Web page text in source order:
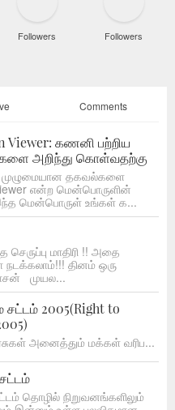
Followers Followers
Comments
Viewer: கணனி பற்றிய
அறிந்து கொள்வதற்கு
முழுமையான தகவல்களை
என்ற மென்பொருளின்
மென்பொருள் உங்கள் க...
செருப்பு மாதிரி !! அதை
நடக்கலாம்!!! தினம் ஒரு
முயல...
சட்டம் 2005(Right to
அனைத்தும் மக்கள் வரிப...
தொழில் நிறுவனங்களிலும்